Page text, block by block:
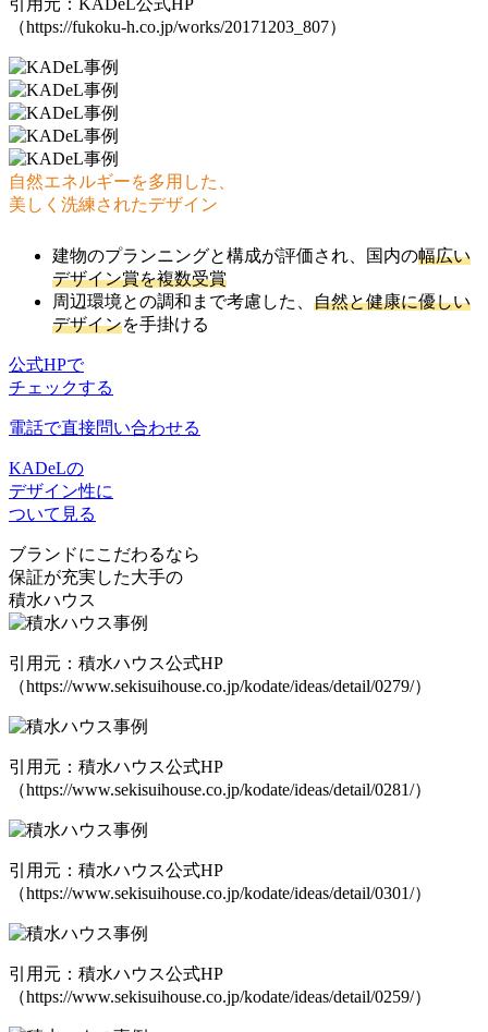
引用元：KADeL公式HP
（https://fukoku-h.co.jp/works/20171203_807）
自然エネルギーを多用した、
美しく洗練されたデザイン
建物のプランニングと構成が評価され、国内の幅広い
デザイン賞を複数受賞
周辺環境との調和まで考慮した、 自然と健康に優しい
デザインを手掛ける
公式HPで
チェックする
電話で直接問い合わせる
KADeLの
デザイン性に
ついて見る
ブランドにこだわるなら
保証が充実した大手の
積水ハウス
引用元：積水ハウス公式HP
（https://www.sekisuihouse.co.jp/kodate/ideas/detail/0279/）
引用元：積水ハウス公式HP
（https://www.sekisuihouse.co.jp/kodate/ideas/detail/0281/）
引用元：積水ハウス公式HP
（https://www.sekisuihouse.co.jp/kodate/ideas/detail/0301/）
引用元：積水ハウス公式HP
（https://www.sekisuihouse.co.jp/kodate/ideas/detail/0259/）